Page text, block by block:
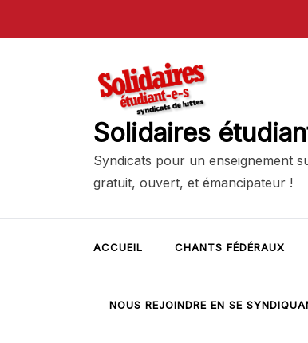
Solidaires
Syndicats pour un enseignement
gratuit, ouvert, et émancipateur !
ACCUEIL CHANTS FÉDÉRAUX
NOUS REJOINDRE EN SE